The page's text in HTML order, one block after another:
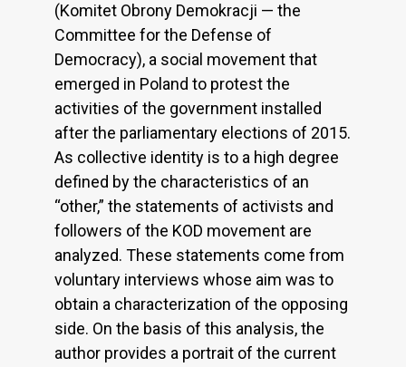
(Komitet Obrony Demokracji — the
Committee for the Defense of
Democracy), a social movement that
emerged in Poland to protest the
activities of the government installed
after the parliamentary elections of 2015.
As collective identity is to a high degree
defined by the characteristics of an
“other,” the statements of activists and
followers of the KOD movement are
analyzed. These statements come from
voluntary interviews whose aim was to
obtain a characterization of the opposing
side. On the basis of this analysis, the
author provides a portrait of the current